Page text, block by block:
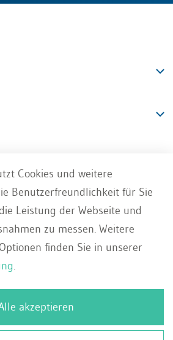
Datenschutz
Kontakt
DE
Français
Cookies und weitere
Benutzerfreundlichkeit für Sie
Leistung der Webseite und
zu messen. Weitere
finden Sie in unserer
.
akzeptieren